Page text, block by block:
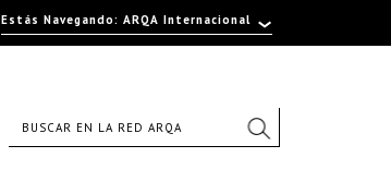
Estás Navegando: ARQA Internacional